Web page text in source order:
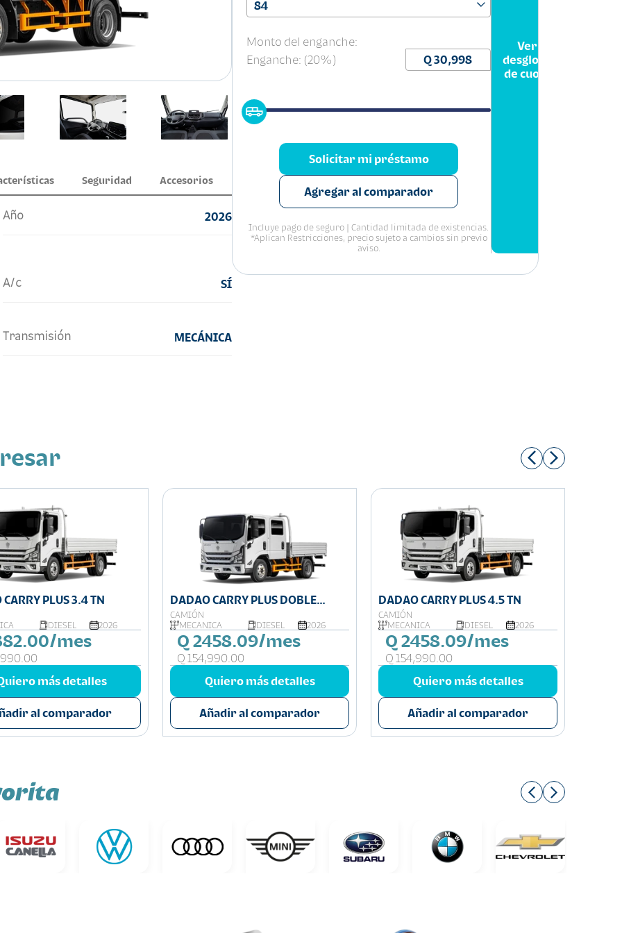
Seguridad Accesorios
Año 2026
A/c SÍ
Transmisión MECÁNICA
84
Monto del enganche:
Enganche: (20%)
Solicitar mi préstamo
Agregar al comparador
Incluye pago de seguro | Cantidad limitada de existencias.
*Aplican Restricciones, precio sujeto a cambios sin previo
aviso.
Ver
desglose
de cuota
PLUS 3.4 TN
DIESEL 2026
mes
más detalles
al comparador
DADAO CARRY PLUS DOBLE
CABINA 3.4 TN
CAMIÓN
MECÁNICA
DIESEL 2026
Q 2458.09/mes
Q 154,990.00
Quiero más detalles
Añadir al comparador
DADAO CARRY PLUS 4.5 TN
CAMIÓN
MECÁNICA
DIESEL 2026
Q 2458.09/mes
Q 154,990.00
Quiero más detalles
Añadir al comparador